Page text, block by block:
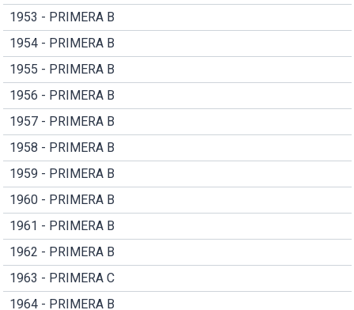
1953 - PRIMERA B
1954 - PRIMERA B
1955 - PRIMERA B
1956 - PRIMERA B
1957 - PRIMERA B
1958 - PRIMERA B
1959 - PRIMERA B
1960 - PRIMERA B
1961 - PRIMERA B
1962 - PRIMERA B
1963 - PRIMERA C
1964 - PRIMERA B